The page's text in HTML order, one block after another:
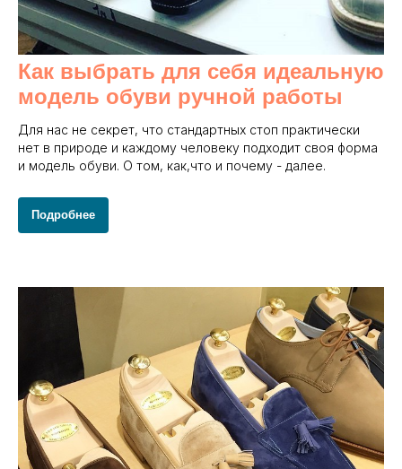
Как выбрать для себя идеальную
модель обуви ручной работы
Для нас не секрет, что стандартных стоп практически
нет в природе и каждому человеку подходит своя форма
и модель обуви. О том, как,что и почему - далее.
Подробнее